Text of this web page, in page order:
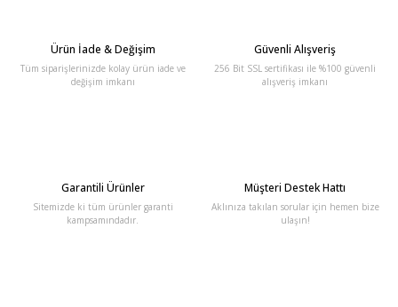
Ürün İade & Değişim
Tüm siparişlerinizde kolay ürün iade ve
değişim imkanı
Güvenli Alışveriş
256 Bit SSL sertifikası ile %100 güvenli
alışveriş imkanı
Garantili Ürünler
Sitemizde ki tüm ürünler garanti
kampsamındadır.
Müşteri Destek Hattı
Aklınıza takılan sorular için hemen bize
ulaşın!